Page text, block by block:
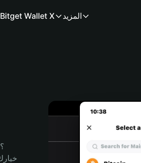
Bitget Wallet X المزيد